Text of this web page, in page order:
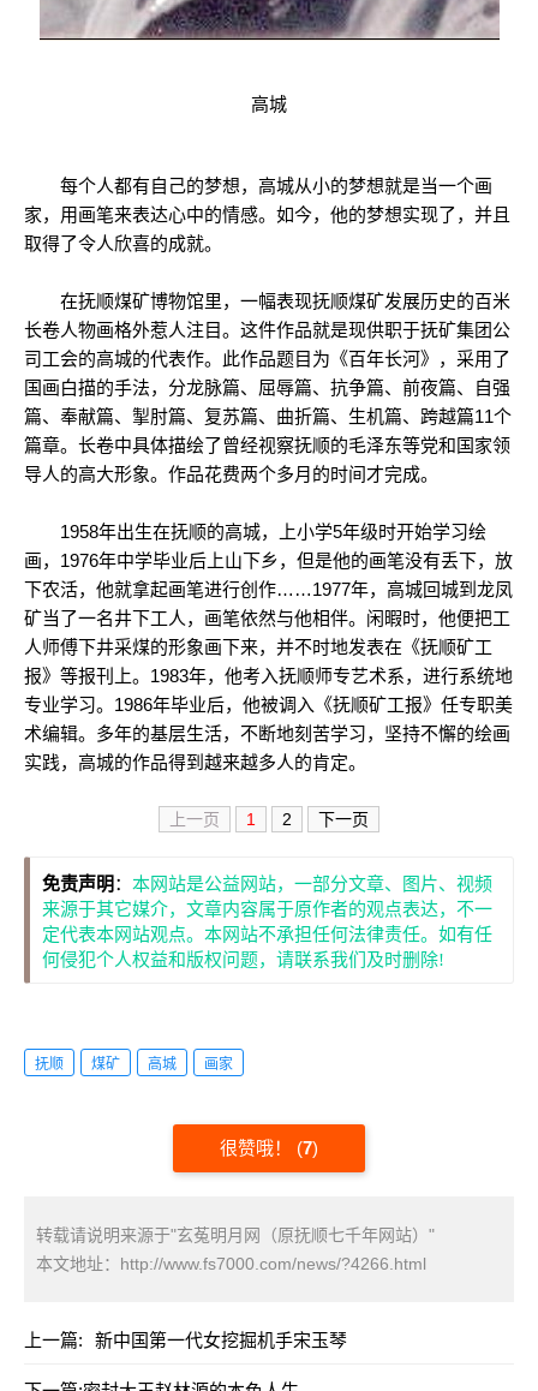
高城
每个人都有自己的梦想，高城从小的梦想就是当一个画
家，用画笔来表达心中的情感。如今，他的梦想实现了，并且
取得了令人欣喜的成就。
在抚顺煤矿博物馆里，一幅表现抚顺煤矿发展历史的百米
长卷人物画格外惹人注目。这件作品就是现供职于抚矿集团公
司工会的高城的代表作。此作品题目为《百年长河》，采用了
国画白描的手法，分龙脉篇、屈辱篇、抗争篇、前夜篇、自强
篇、奉献篇、掣肘篇、复苏篇、曲折篇、生机篇、跨越篇11个
篇章。长卷中具体描绘了曾经视察抚顺的毛泽东等党和国家领
导人的高大形象。作品花费两个多月的时间才完成。
1958年出生在抚顺的高城，上小学5年级时开始学习绘
画，1976年中学毕业后上山下乡，但是他的画笔没有丢下，放
下农活，他就拿起画笔进行创作……1977年，高城回城到龙凤
矿当了一名井下工人，画笔依然与他相伴。闲暇时，他便把工
人师傅下井采煤的形象画下来，并不时地发表在《抚顺矿工
报》等报刊上。1983年，他考入抚顺师专艺术系，进行系统地
专业学习。1986年毕业后，他被调入《抚顺矿工报》任专职美
术编辑。多年的基层生活，不断地刻苦学习，坚持不懈的绘画
实践，高城的作品得到越来越多人的肯定。
上一页 1 2 下一页
免责声明 ： 本网站是公益网站，一部分文章、图片、视频
来源于其它媒介，文章内容属于原作者的观点表达，不一
定代表本网站观点。本网站不承担任何法律责任。如有任
何侵犯个人权益和版权问题，请联系我们及时删除!
抚顺 煤矿 高城 画家
很赞哦！ (7)
转载请说明来源于"玄菟明月网（原抚顺七千年网站）"
本文地址： http://www.fs7000.com/news/?4266.html
上一篇: 新中国第一代女挖掘机手宋玉琴